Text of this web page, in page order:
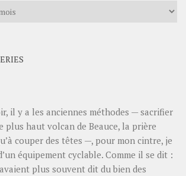
il y a les anciennes méthodes — sacrifier
plus haut volcan de Beauce, la prière
couper des têtes —, pour mon cintre, je
équipement cyclable. Comme il se dit :
plus souvent dit du bien des